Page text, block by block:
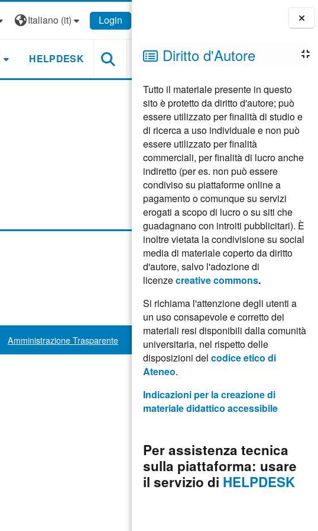
Blocchi
Diritto d'Autore
Tutto il materiale presente in questo
sito è protetto da diritto d'autore; può
essere utilizzato per finalità di studio e
di ricerca a uso individuale e non può
essere utilizzato per finalità
commerciali, per finalità di lucro anche
indiretto (per es. non può essere
condiviso su piattaforme online a
pagamento o comunque su servizi
erogati a scopo di lucro o su siti che
guadagnano con introiti pubblicitari). È
inoltre vietata la condivisione su social
media di materiale coperto da diritto
d'autore, salvo l'adozione di
licenzecreative commons.
Si richiama l'attenzione degli utenti a
un uso consapevole e corretto dei
materiali resi disponibili dalla comunità
universitaria, nel rispetto delle
disposizioni delcodice etico di
Ateneo.
Indicazioni per la creazione di
materiale didattico accessibile
Per assistenza tecnica
sulla piattaforma: usare
il servizio di HELPDESK
Italiano ‎(it)‎ Login
HELPDESK
Amministrazione Trasparente